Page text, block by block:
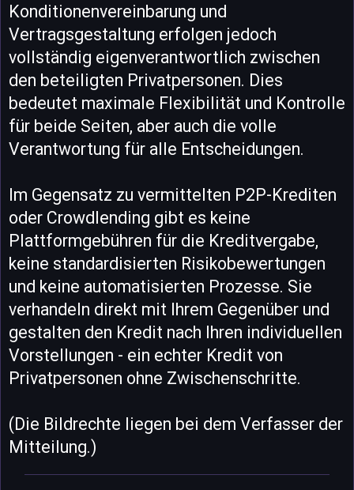
Konditionenvereinbarung und
Vertragsgestaltung erfolgen jedoch
vollständig eigenverantwortlich zwischen
den beteiligten Privatpersonen. Dies
bedeutet maximale Flexibilität und Kontrolle
für beide Seiten, aber auch die volle
Verantwortung für alle Entscheidungen.
Im Gegensatz zu vermittelten P2P-Krediten
oder Crowdlending gibt es keine
Plattformgebühren für die Kreditvergabe,
keine standardisierten Risikobewertungen
und keine automatisierten Prozesse. Sie
verhandeln direkt mit Ihrem Gegenüber und
gestalten den Kredit nach Ihren individuellen
Vorstellungen - ein echter Kredit von
Privatpersonen ohne Zwischenschritte.
(Die Bildrechte liegen bei dem Verfasser der
Mitteilung.)